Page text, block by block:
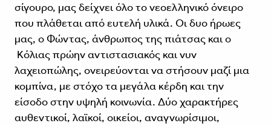
σίγουρο, μας δείχνει όλο το νεοελληνικό όνειρο
που πλάθεται από ευτελή υλικά. Οι δυο ήρωες
μας, ο Φώντας, άνθρωπος της πιάτσας και ο
Κόλιας πρώην αντιστασιακός και νυν
λαχειοπώλης, ονειρεύονται να στήσουν μαζί μια
κομπίνα, με στόχο τα μεγάλα κέρδη και την
είσοδο στην υψηλή κοινωνία. Δύο χαρακτήρες
αυθεντικοί, λαϊκοί, οικείοι, αναγνωρίσιμοι,